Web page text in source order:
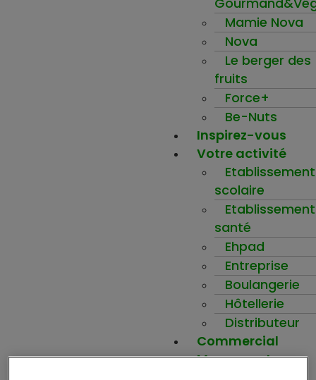
Mamie Nova
Nova
Le berger des
fruits
Force+
Be-Nuts
Inspirez-vous
Votre activité
Etablissement
scolaire
santé
Ehpad
Entreprise
Boulangerie
Hôtellerie
Distributeur
Commercial
Mon compte